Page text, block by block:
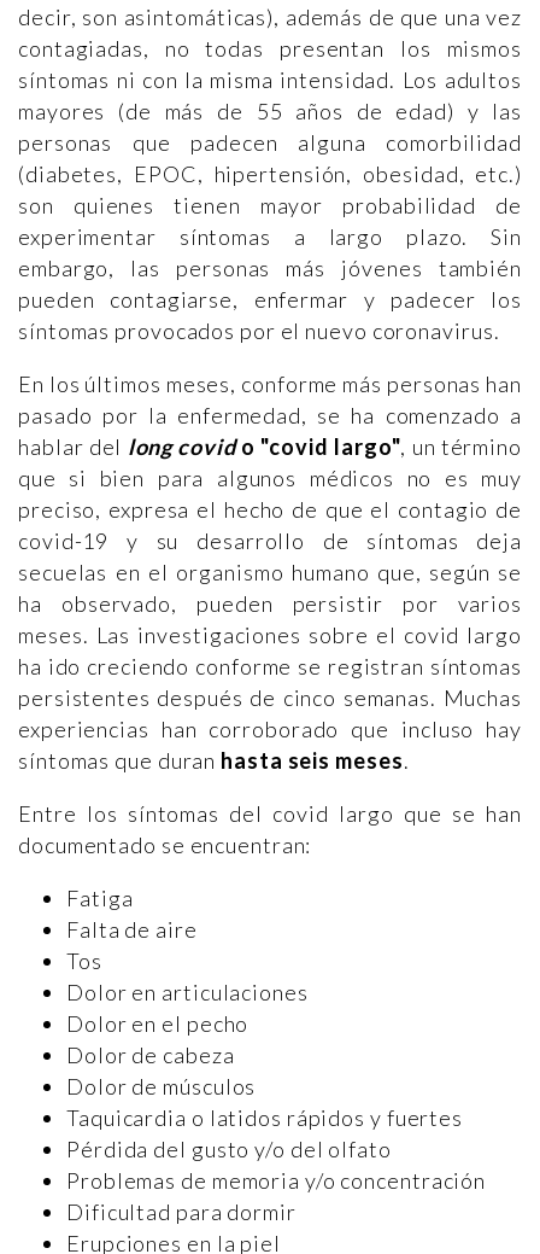
decir, son asintomáticas), además de que una vez
contagiadas, no todas presentan los mismos
síntomas ni con la misma intensidad. Los adultos
mayores (de más de 55 años de edad) y las
personas que padecen alguna comorbilidad
(diabetes, EPOC, hipertensión, obesidad, etc.)
son quienes tienen mayor probabilidad de
experimentar síntomas a largo plazo. Sin
embargo, las personas más jóvenes también
pueden contagiarse, enfermar y padecer los
síntomas provocados por el nuevo coronavirus.
En los últimos meses, conforme más personas han
pasado por la enfermedad, se ha comenzado a
hablar del long covido "covid largo", un término
que si bien para algunos médicos no es muy
preciso, expresa el hecho de que el contagio de
covid-19 y su desarrollo de síntomas deja
secuelas en el organismo humano que, según se
ha observado, pueden persistir por varios
meses. Las investigaciones sobre el covid largo
ha ido creciendo conforme se registran síntomas
persistentes después de cinco semanas. Muchas
experiencias han corroborado que incluso hay
síntomas que duran hasta seis meses.
Entre los síntomas del covid largo que se han
documentado se encuentran:
Fatiga
Falta de aire
Tos
Dolor en articulaciones
Dolor en el pecho
Dolor de cabeza
Dolor de músculos
Taquicardia o latidos rápidos y fuertes
Pérdida del gusto y/o del olfato
Problemas de memoria y/o concentración
Dificultad para dormir
Erupciones en la piel